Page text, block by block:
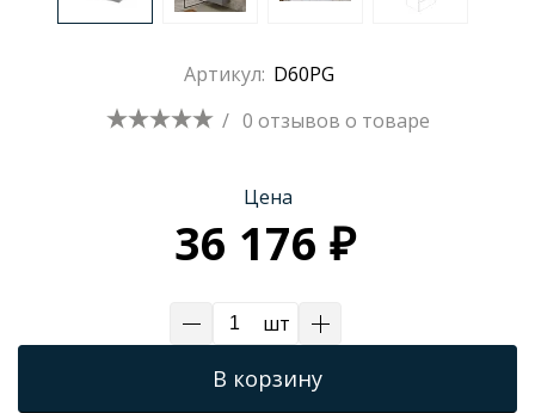
Трапы для душевых
Артикул: D60PG
/ 0 отзывов о товаре
Цена
36 176 ₽
шт
В корзину